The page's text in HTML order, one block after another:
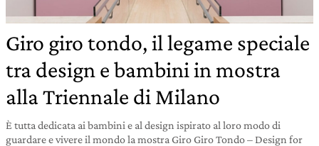
Giro giro tondo, il legame speciale
tra design e bambini in mostra
alla Triennale di Milano
È tutta dedicata ai bambini e al design ispirato al loro modo di
guardare e vivere il mondo la mostra Giro Giro Tondo – Design for